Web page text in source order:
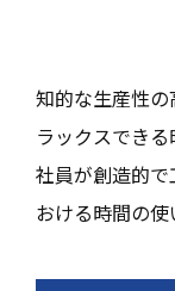
知的な生産性
ラックスでき
社員が創造的
おける時間の使